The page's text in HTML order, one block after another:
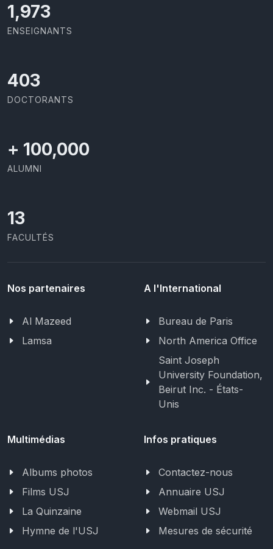
2,086
ENSEIGNANTS
426
DOCTORANTS
+ 100,000
ALUMNI
13
FACULTÉS
Nos partenaires
Al Mazeed
Lamsa
A l'International
Bureau de Paris
North America Office
Saint Joseph
University Foundation,
Beirut Inc. - États-
Unis
Multimédias
Albums photos
Films USJ
La Quinzaine
Hymne de l'USJ
Infos pratiques
Contactez-nous
Annuaire USJ
Webmail USJ
Mesures de sécurité